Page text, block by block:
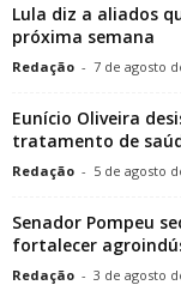
Lula diz a aliados
próxima semana
Redação - 7 de agosto
Eunício Oliveira
tratamento de
Redação - 5 de agosto
Senador Pompeu
fortalecer
Redação - 3 de agosto